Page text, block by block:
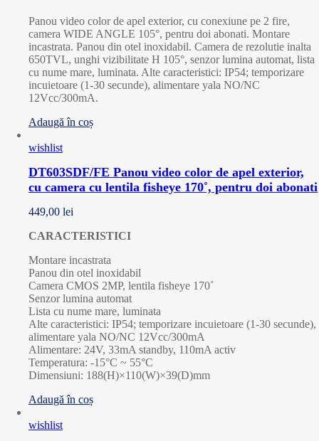
Panou video color de apel exterior, cu conexiune pe 2 fire,
camera WIDE ANGLE 105°, pentru doi abonati. Montare
incastrata. Panou din otel inoxidabil. Camera de rezolutie inalta
650TVL, unghi vizibilitate H 105°, senzor lumina automat, lista
cu nume mare, luminata. Alte caracteristici: IP54; temporizare
incuietoare (1-30 secunde), alimentare yala NO/NC
12Vcc/300mA.
Adaugă în coș
wishlist
DT603SDF/FE Panou video color de apel exterior,
cu camera cu lentila fisheye 170˚, pentru doi abonati
449,00 lei
CARACTERISTICI
Montare incastrata
Panou din otel inoxidabil
Camera CMOS 2MP, lentila fisheye 170˚
Senzor lumina automat
Lista cu nume mare, luminata
Alte caracteristici: IP54; temporizare incuietoare (1-30 secunde),
alimentare yala NO/NC 12Vcc/300mA
Alimentare: 24V, 33mA standby, 110mA activ
Temperatura: -15°C ~ 55°C
Dimensiuni: 188(H)×110(W)×39(D)mm
Adaugă în coș
wishlist